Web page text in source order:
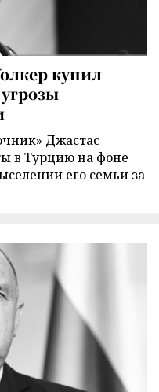
купил
Джастас
в Турцию на фоне
его семьи за